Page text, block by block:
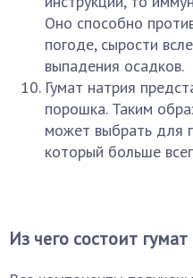
Оно способно
погоде, сырости
выпадения осадков.
Гумат натрия
порошка. Таким
может выбрать для
который больше
Из чего состоит